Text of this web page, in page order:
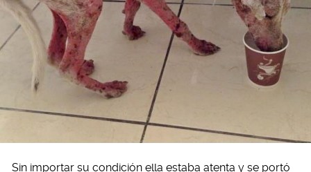
Sin importar su condición ella estaba atenta y se portó